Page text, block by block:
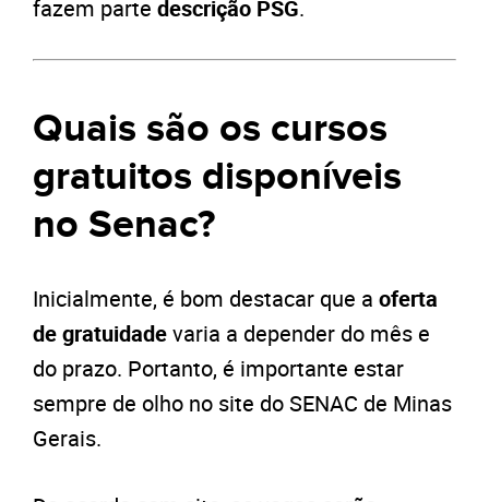
fazem parte descrição PSG.
Quais são os cursos
gratuitos disponíveis
no Senac?
Inicialmente, é bom destacar que a oferta
de gratuidadevaria a depender do mês e
do prazo. Portanto, é importante estar
sempre de olho no site do SENAC de Minas
Gerais.